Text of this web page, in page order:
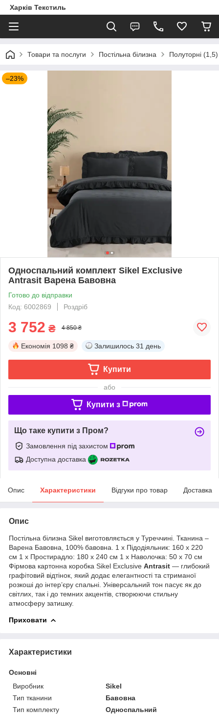
Харків Текстиль
Товари та послуги Постільна білизна Полуторні (1,5)
–23%
Односпальний комплект Sikel Exclusive
Antrasit Варена Бавовна
Готово до відправки
Код: 6002869
Роздріб
3 752 ₴ 4 850 ₴
Економія 1098 ₴ Залишилось 31 день
Купити
або
Купити з
Що таке купити з Пром?
Замовлення під захистом
Доступна доставка
Опис Характеристики Відгуки про товар Доставка
Опис
Постільна білизна Sikel виготовляється у Туреччині. Тканина –
Варена Бавовна, 100% бавовна. 1 х Підодіяльник: 160 х 220
см 1 х Простирадло: 180 х 240 см 1 х Наволочка: 50 х 70 см
Фірмова картонна коробка Sikel Exclusive Antrasit — глибокий
графітовий відтінок, який додає елегантності та стриманої
розкоші до інтер’єру спальні. Універсальний тон пасує як до
світлих, так і до темних акцентів, створюючи стильну
атмосферу затишку.
Приховати
Характеристики
Основні
Виробник
Sikel
Тип тканини
Бавовна
Тип комплекту
Односпальний